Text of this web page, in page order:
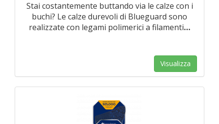
Stai costantemente buttando via le calze con i
buchi? Le calze durevoli di Blueguard sono
realizzate con legami polimerici a filamenti…
Visualizza